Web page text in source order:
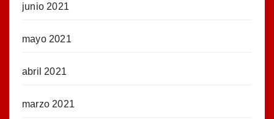
junio 2021
mayo 2021
abril 2021
marzo 2021